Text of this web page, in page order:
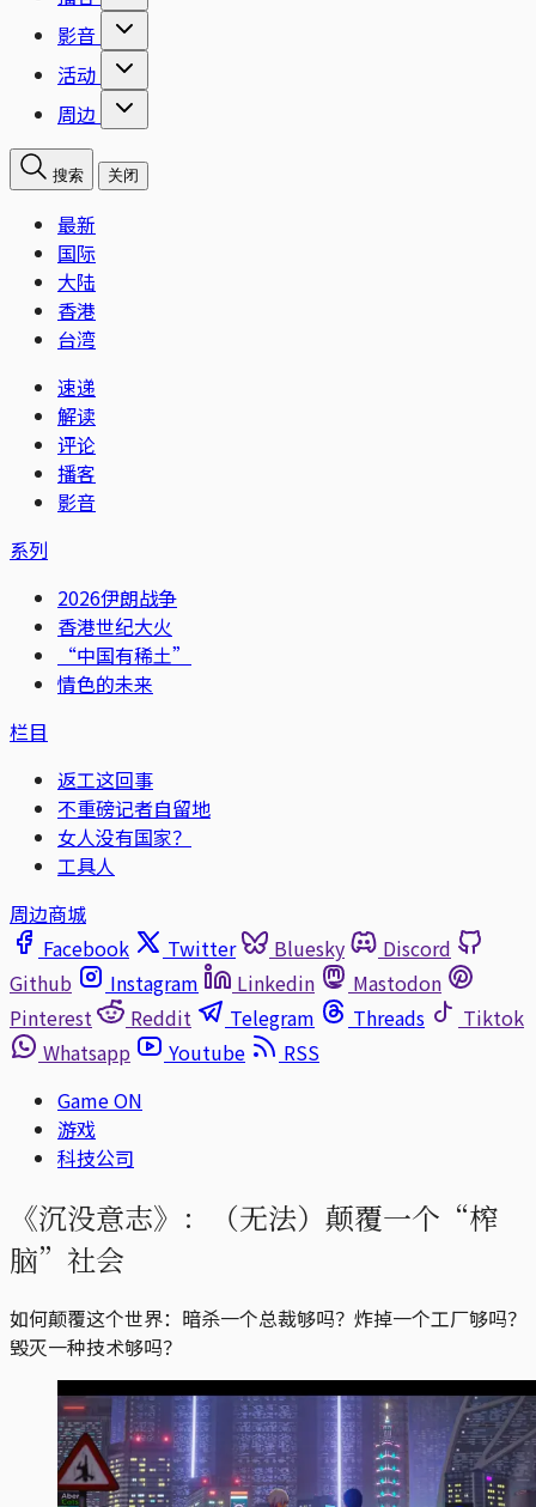
影音
活动
周边
搜索 关闭
最新
国际
大陆
香港
台湾
速递
解读
评论
播客
影音
系列
2026伊朗战争
香港世纪大火
“中国有稀土”
情色的未来
栏目
返工这回事
不重磅记者自留地
女人没有国家？
工具人
周边商城
Facebook
Twitter Bluesky
Discord
Github
Instagram Linkedin
Mastodon
Pinterest
Reddit Telegram Threads
Tiktok
Whatsapp
Youtube
RSS
Game ON
游戏
科技公司
《沉没意志》：（无法）颠覆一个“榨
脑”社会
如何颠覆这个世界：暗杀一个总裁够吗？炸掉一个工厂够吗？
毁灭一种技术够吗？